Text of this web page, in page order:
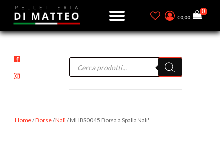
€0,00
Products
search
Home/Borse/Nalì / MHBS0045 Borsa a Spalla Nali'